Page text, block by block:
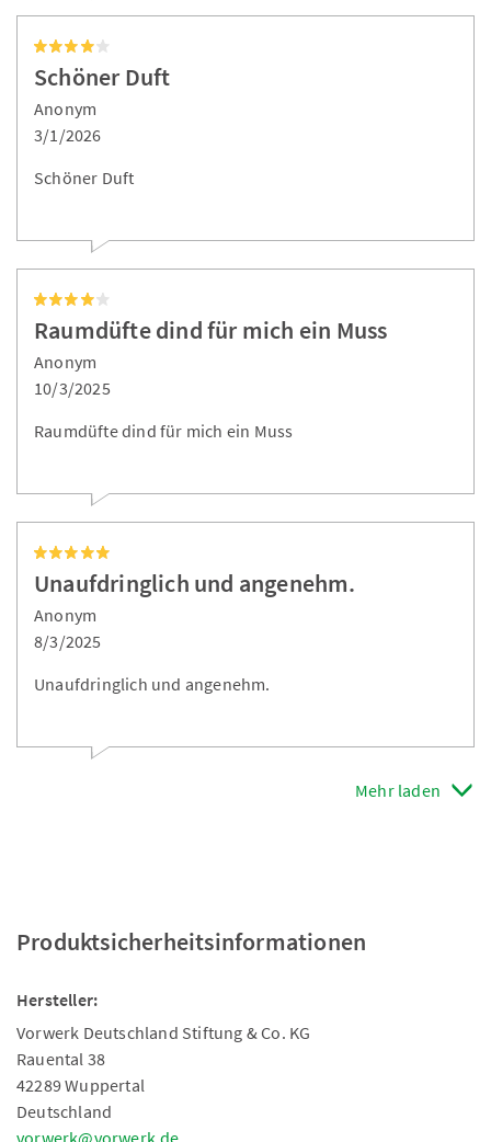
Schöner Duft
Anonym
3/1/2026
Schöner Duft
Raumdüfte dind für mich ein Muss
Anonym
10/3/2025
Raumdüfte dind für mich ein Muss
Unaufdringlich und angenehm.
Anonym
8/3/2025
Unaufdringlich und angenehm.
Mehr laden
Produktsicherheitsinformationen
Hersteller:
Vorwerk Deutschland Stiftung & Co. KG
Rauental 38
42289 Wuppertal
Deutschland
vorwerk@vorwerk.de